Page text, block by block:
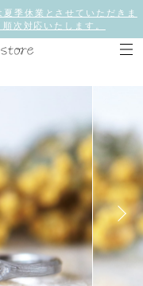
季休業とさせていただきま
次対応いたします。